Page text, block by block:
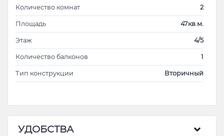
Количество комнат 2
Площадь 47кв.м.
Этаж 4/5
Количество балконов 1
Тип конструкции Вторичный
УДОБСТВА